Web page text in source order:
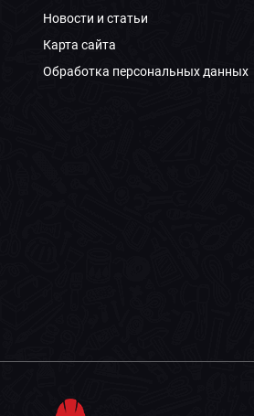
Новости и статьи
Карта сайта
Обработка персональных данных